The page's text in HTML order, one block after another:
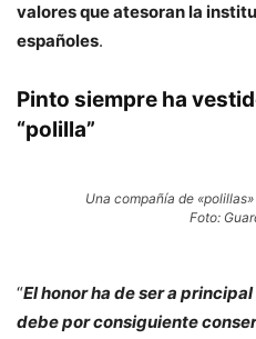
valores que atesoran la
españoles.
Pinto siempre ha
“polilla”
Una compañía de
Foto:
“El honor ha de ser a
debe por consiguiente